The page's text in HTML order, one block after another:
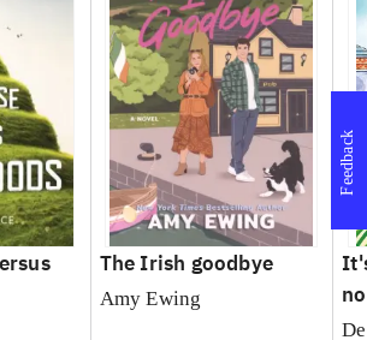
The Irish goodbye
Amy Ewing
Feedback